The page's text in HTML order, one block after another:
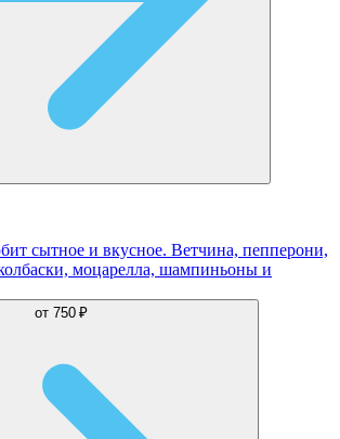
сытное и вкусное. Ветчина, пепперони,
моцарелла, шампиньоны и
от 750 ₽